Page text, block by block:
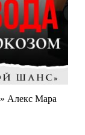
Алекс Мара